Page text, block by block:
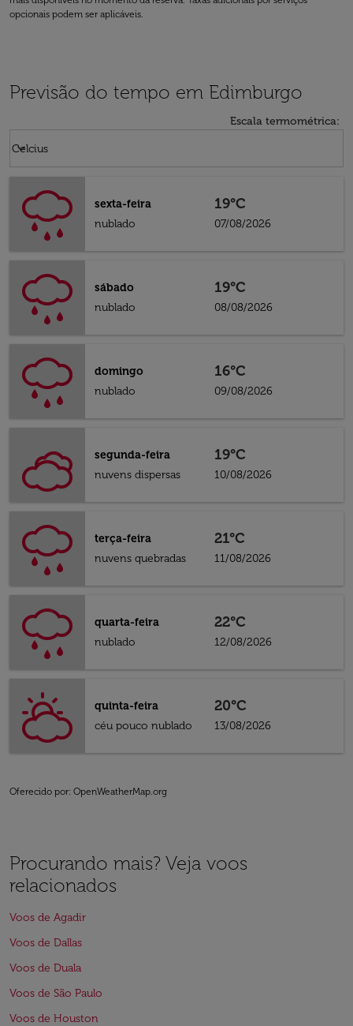
opcionais podem ser aplicáveis.
Previsão do tempo em Edimburgo
Escala termométrica:
Celcius
keyboard_arrow_down
sexta-feira
nublado
19°C
07/08/2026
sábado
nublado
19°C
08/08/2026
domingo
nublado
16°C
09/08/2026
segunda-feira
nuvens dispersas
19°C
10/08/2026
terça-feira
nuvens quebradas
21°C
11/08/2026
quarta-feira
nublado
22°C
12/08/2026
quinta-feira
céu pouco nublado
20°C
13/08/2026
Oferecido por: OpenWeatherMap.org
Procurando mais? Veja voos
relacionados
Voos de Agadir
Voos de Dallas
Voos de Duala
Voos de São Paulo
Voos de Houston